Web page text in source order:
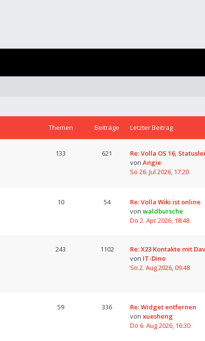
Themen Beiträge Letzter Beitrag
133 621
Re: Volla OS 16,
von Angie
So 26. Jul 2026, 17:20
10 54
Re: Volla Wiki ist online
von waldbursche
Do 2. Apr 2026, 18:48
243 1102
Re: X23 Kontakte mit
von IT-Dino
So 2. Aug 2026, 09:48
59 336
Re: Widget entfernen
von xuesheng
Do 6. Aug 2026, 16:30